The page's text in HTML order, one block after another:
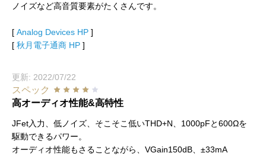
ノイズなど高音質要素がたくさんです。
[ Analog Devices HP ]
[ 秋月電子通商 HP ]
更新: 2022/07/22
スペック
高オーディオ性能&高特性
JFet入力、低ノイズ、そこそこ低いTHD+N、1000pFと600Ωを
駆動できるパワー。
オーディオ性能もさることながら、VGain150dB、±33mA